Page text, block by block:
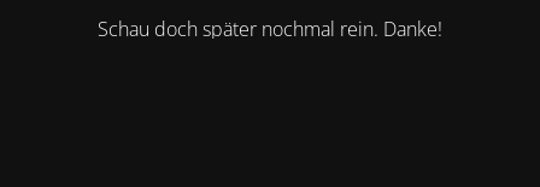
Schau doch später nochmal rein. Danke!